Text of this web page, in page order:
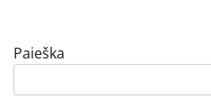
Paieška